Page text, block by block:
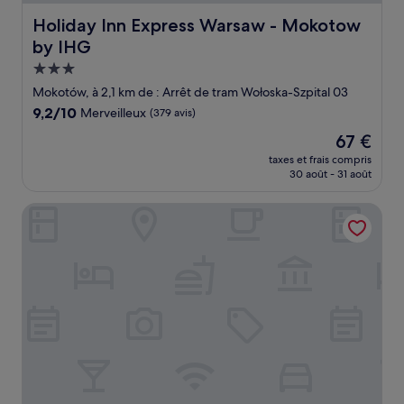
Holiday Inn Express Warsaw - Mokotow
by IHG
Holiday Inn Express Warsaw - Mokotow by IHG
Hébergement
3.0 étoiles
Mokotów, à 2,1 km de : Arrêt de tram Wołoska-Szpital 03
9.2
9,2/10 Merveilleux (379 avis)
Le
nouveau
prix
de
67 €
67 €
taxes et frais compris
30 août - 31 août